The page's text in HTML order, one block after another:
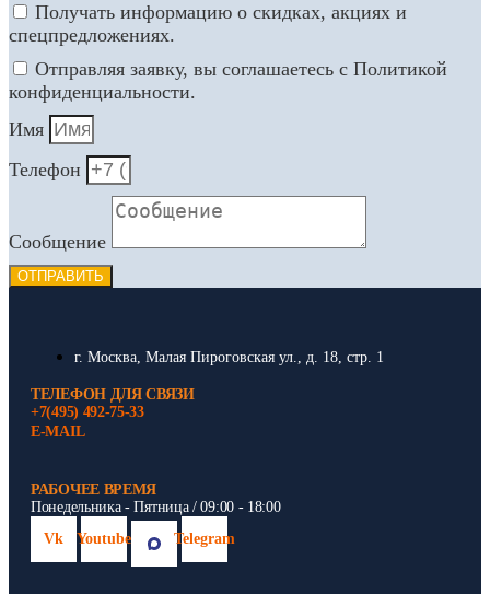
Получать информацию о скидках, акциях и
спецпредложениях.
Отправляя заявку, вы соглашаетесь с Политикой
конфиденциальности.
Имя
Телефон
Сообщение
ОТПРАВИТЬ
г. Москва, Малая Пироговская ул., д. 18, стр. 1
ТЕЛЕФОН ДЛЯ СВЯЗИ
+7(495) 492-75-33
E-MAIL
РАБОЧЕЕ ВРЕМЯ
Понедельника - Пятница / 09:00 - 18:00
Vk
Youtube Telegram